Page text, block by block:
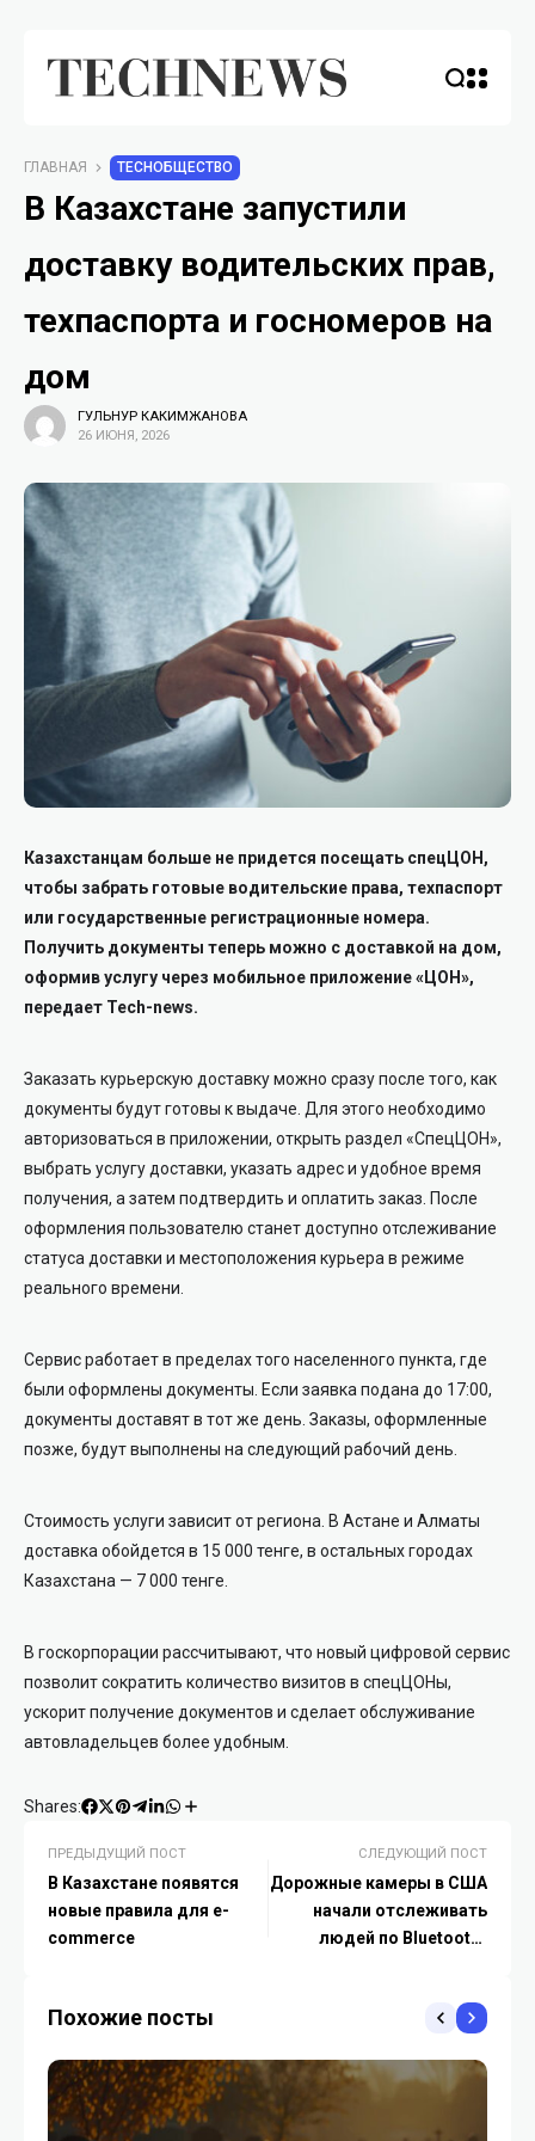
ГЛАВНАЯ TECHОБЩЕСТВО
В Казахстане запустили
доставку водительских прав,
техпаспорта и госномеров на
дом
ГУЛЬНУР КАКИМЖАНОВА
26 ИЮНЯ, 2026
Казахстанцам больше не придется посещать спецЦОН,
чтобы забрать готовые водительские права, техпаспорт
или государственные регистрационные номера.
Получить документы теперь можно с доставкой на дом,
оформив услугу через мобильное приложение «ЦОН»,
передает Tech-news.
Заказать курьерскую доставку можно сразу после того, как
документы будут готовы к выдаче. Для этого необходимо
авторизоваться в приложении, открыть раздел «СпецЦОН»,
выбрать услугу доставки, указать адрес и удобное время
получения, а затем подтвердить и оплатить заказ. После
оформления пользователю станет доступно отслеживание
статуса доставки и местоположения курьера в режиме
реального времени.
Сервис работает в пределах того населенного пункта, где
были оформлены документы. Если заявка подана до 17:00,
документы доставят в тот же день. Заказы, оформленные
позже, будут выполнены на следующий рабочий день.
Стоимость услуги зависит от региона. В Астане и Алматы
доставка обойдется в 15 000 тенге, в остальных городах
Казахстана — 7 000 тенге.
В госкорпорации рассчитывают, что новый цифровой сервис
позволит сократить количество визитов в спецЦОНы,
ускорит получение документов и сделает обслуживание
автовладельцев более удобным.
Shares:
ПРЕДЫДУЩИЙ ПОСТ
В Казахстане появятся
новые правила для e-
commerce
СЛЕДУЮЩИЙ ПОСТ
Дорожные камеры в США
начали отслеживать
людей по Bluetooth-
Похожие посты